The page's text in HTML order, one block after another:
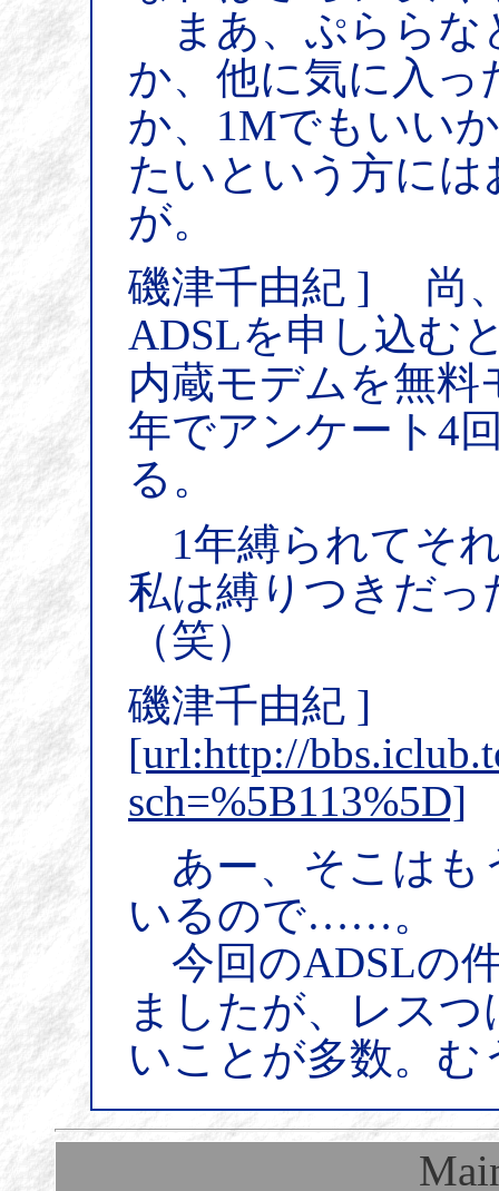
まあ、ぷららな
か、他に気に入
か、1Mでもいい
たいという方に
が。
磯津千由紀 ] 尚
ADSLを申し込む
内蔵モデムを無
年でアンケート4
る。
1年縛られてそ
私は縛りつきだ
（笑）
磯津千由紀 ]
[url:http://
sch=%5B113%5D]
あー、そこはも
いるので……。
今回のADSLの
ましたが、レス
いことが多数。む